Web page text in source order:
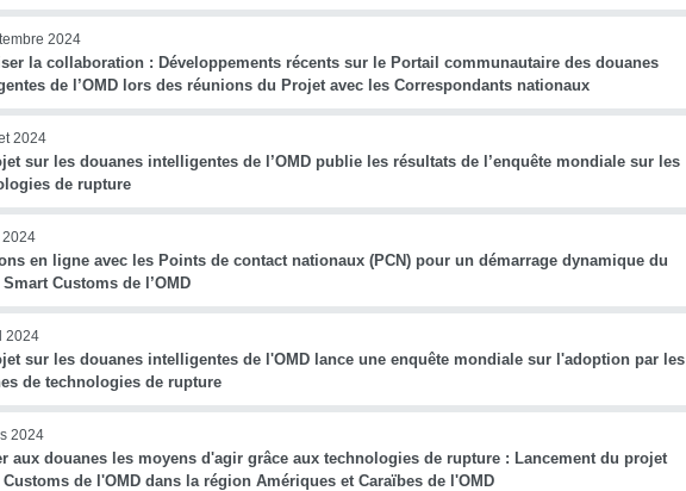
2024
la collaboration : Développements récents sur le Portail communautaire des douanes
de l’OMD lors des réunions du Projet avec les Correspondants nationaux
2024
sur les douanes intelligentes de l’OMD publie les résultats de l’enquête mondiale sur les
de rupture
en ligne avec les Points de contact nationaux (PCN) pour un démarrage dynamique du
Customs de l’OMD
2024
sur les douanes intelligentes de l'OMD lance une enquête mondiale sur l'adoption par les
de technologies de rupture
2024
aux douanes les moyens d'agir grâce aux technologies de rupture : Lancement du projet
de l'OMD dans la région Amériques et Caraïbes de l'OMD